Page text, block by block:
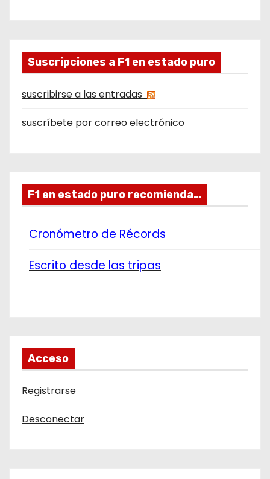
Suscripciones a F1 en estado puro
suscribirse a las entradas
suscríbete por correo electrónico
F1 en estado puro recomienda…
Cronómetro de Récords
Escrito desde las tripas
Acceso
Registrarse
Desconectar